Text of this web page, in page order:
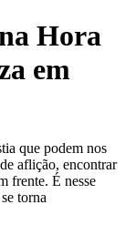
Hora
em
que podem nos
aflição, encontrar
frente. É nesse
torna